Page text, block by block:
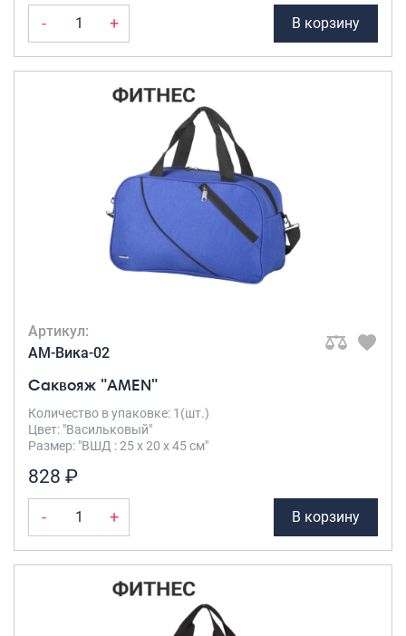
- + В корзину
Артикул:
AM-Вика-02
Саквояж "AMEN"
Количество в упаковке: 1(шт.)
Цвет: "Васильковый"
Размер: "ВШД : 25 х 20 х 45 см"
828 ₽
- + В корзину